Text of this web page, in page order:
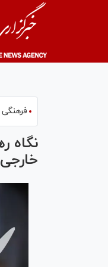
فرهنگی
نگاه
خارجی